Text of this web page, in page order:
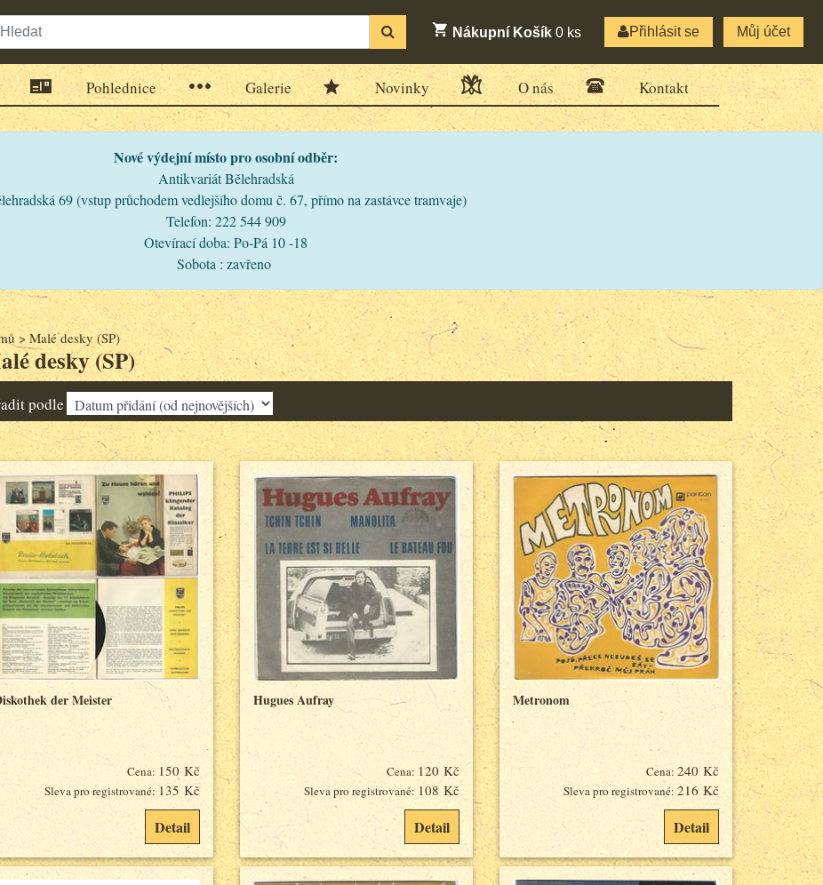
Nákupní Košík 0 ks Přihlásit se Můj účet
Pohlednice Galerie Novinky O nás Kontakt
Nové výdejní místo pro osobní odběr:
Antikvariát Bělehradská
69 (vstup průchodem vedlejšího domu č. 67, přímo na zastávce tramvaje)
Telefon: 222 544 909
Otevírací doba: Po-Pá 10 -18
Sobota : zavřeno
>Malé desky (SP)
desky (SP)
podle
der Meister
Cena: 150 Kč
Sleva pro registrované: 135 Kč
Detail
Hugues Aufray
Cena: 120 Kč
Sleva pro registrované: 108 Kč
Detail
Metronom
Cena: 240 Kč
Sleva pro registrované: 216 Kč
Detail